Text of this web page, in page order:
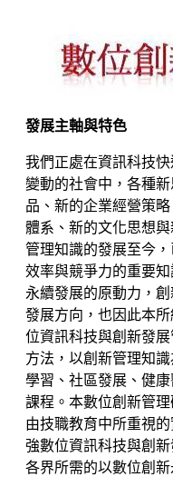
發展主軸與特色
我們正處在資訊科技
變動的社會中，各種
品、新的企業經營策
體系、新的文化思想
管理知識的發展至今
效率與競爭力的重要
永續發展的原動力，
發展方向，也因此本
位資訊科技與創新發
方法，以創新管理知
學習、社區發展、健
課程。本數位創新管
由技職教育中所重視
強數位資訊科技與創
各界所需的以數位創